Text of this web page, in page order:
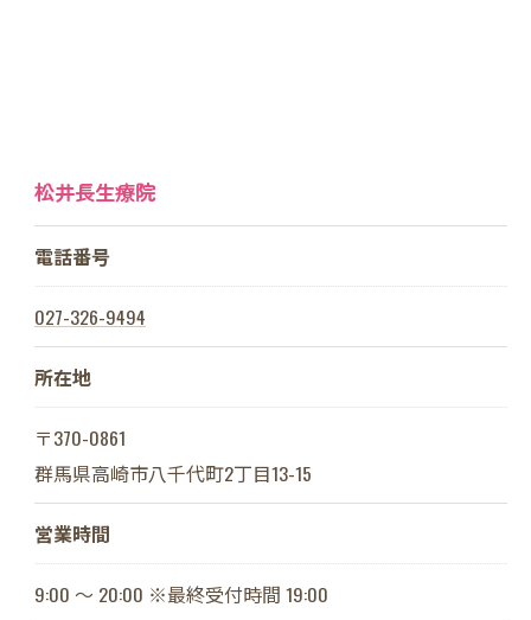
松井長生療院
電話番号
027-326-9494
所在地
〒370-0861
群馬県高崎市八千代町2丁目13-15
営業時間
9:00 ～ 20:00 ※最終受付時間 19:00